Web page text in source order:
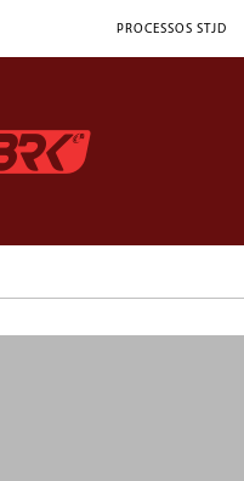
PROCESSOS STJD